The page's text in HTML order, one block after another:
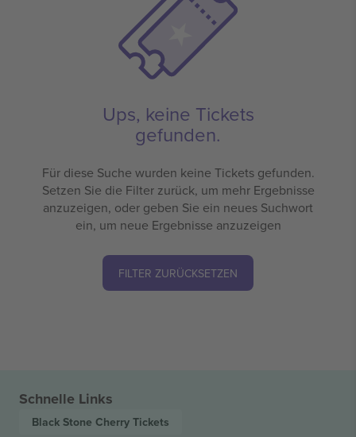
Ups, keine Tickets
gefunden.
Für diese Suche wurden keine Tickets gefunden.
Setzen Sie die Filter zurück, um mehr Ergebnisse
anzuzeigen, oder geben Sie ein neues Suchwort
ein, um neue Ergebnisse anzuzeigen
FILTER ZURÜCKSETZEN
Schnelle Links
Black Stone Cherry Tickets